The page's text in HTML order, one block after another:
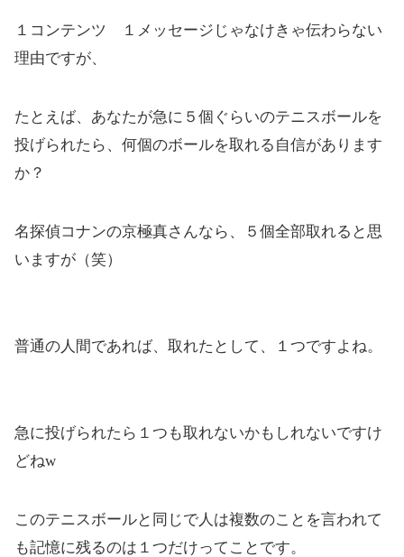
１コンテンツ １メッセージじゃなけきゃ伝わらない
理由ですが、
たとえば、あなたが急に５個ぐらいのテニスボールを
投げられたら、何個のボールを取れる自信があります
か？
名探偵コナンの京極真さんなら、５個全部取れると思
いますが（笑）
普通の人間であれば、取れたとして、１つですよね。
急に投げられたら１つも取れないかもしれないですけ
どねw
このテニスボールと同じで人は複数のことを言われて
も記憶に残るのは１つだけってことです。